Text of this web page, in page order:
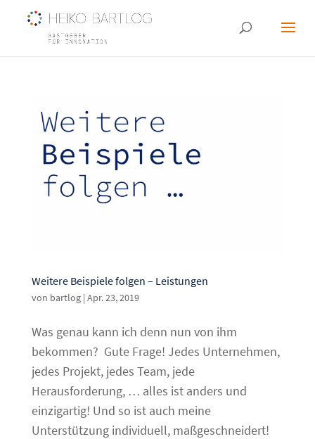
Weitere Beispiele folgen – Leistungen
von bartlog| Apr. 23, 2019
Was genau kann ich denn nun von ihm
bekommen? Gute Frage! Jedes Unternehmen,
jedes Projekt, jedes Team, jede
Herausforderung, … alles ist anders und
einzigartig! Und so ist auch meine
Unterstützung individuell, maßgeschneidert!